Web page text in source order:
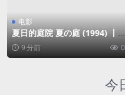
电影
夏日的庭院 夏の庭 (1994) 丨
三国连太郎 / 坂田直树主演丨
剧情 / 喜剧丨日本电影丨又名:
夏之庭
9 分前 0
今